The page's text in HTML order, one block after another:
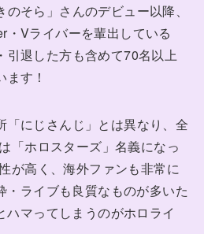
そら」さんのデビュー以降、
Vライバーを輩出している
引退した方も含めて70名以上
す！
「にじさんじ」とは異なり、全
「ホロスターズ」名義になっ
が高く、海外ファンも非常に
・ライブも良質なものが多いた
マってしまうのがホロライ